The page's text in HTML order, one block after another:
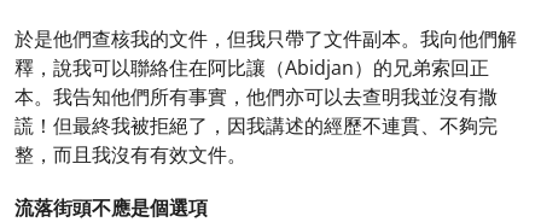
於是他們查核我的文件，但我只帶了文件副本。我向他們解
釋，說我可以聯絡住在阿比讓（Abidjan）的兄弟索回正
本。我告知他們所有事實，他們亦可以去查明我並沒有撒
謊！但最終我被拒絕了，因我講述的經歷不連貫、不夠完
整，而且我沒有有效文件。
流落街頭不應是個選項